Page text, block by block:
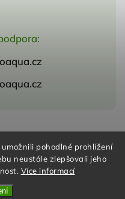
umožnili pohodlné prohlížení
neustále zlepšovali jeho
Více informací
Shoptak.cz